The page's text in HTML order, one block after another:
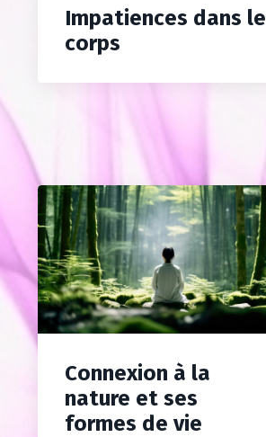
Impatiences dans le
corps
Connexion à la
nature et ses
formes de vie